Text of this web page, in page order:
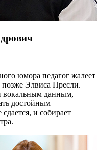
юмора педагог жалеет
позже Элвиса Пресли.
вокальным данным,
достойным
и собирает